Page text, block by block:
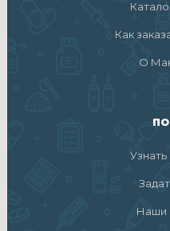
Как
О
Наши